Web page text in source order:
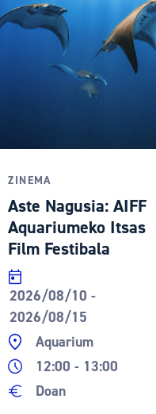
Izapideen
Tramitaziorako
ZINEMA
Aste Nagusia: AIFF
Aquariumeko Itsas
Film Festibala
2026/08/10 -
2026/08/15
Aquarium
12:00 - 13:00
Doan